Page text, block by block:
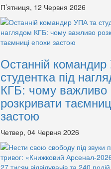
П’ятниця, 12 Червня 2026
Останній
студентка під
КГБ: чому важливо
розкривати
застою
Четвер, 04 Червня 2026